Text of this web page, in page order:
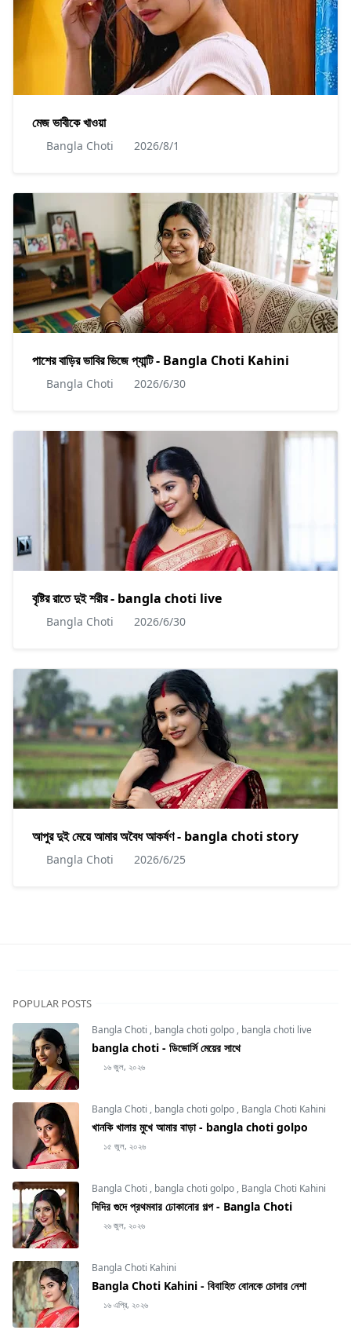
মেজ ভাবীকে খাওয়া
Bangla Choti 2026/8/1
পাশের বাড়ির ভাবির ভিজে প্যান্টি - Bangla Choti Kahini
Bangla Choti 2026/6/30
বৃষ্টির রাতে দুই শরীর - bangla choti live
Bangla Choti 2026/6/30
আপুর দুই মেয়ে আমার অবৈধ আকর্ষণ - bangla choti story
Bangla Choti 2026/6/25
POPULAR POSTS
Bangla Choti , bangla choti golpo , bangla choti live
bangla choti - ডিভোর্সি মেয়ের সাথে
১৬ জুল, ২০২৬
Bangla Choti , bangla choti golpo , Bangla Choti Kahini
খানকি খালার মুখে আমার বাড়া - bangla choti golpo
১৫ জুল, ২০২৬
Bangla Choti , bangla choti golpo , Bangla Choti Kahini
দিদির গুদে প্রথমবার ঢোকানোর গল্প - Bangla Choti
২৬ জুল, ২০২৬
Bangla Choti Kahini
Bangla Choti Kahini - বিবাহিত বোনকে চোদার নেশা
১৬ এপ্রি, ২০২৬